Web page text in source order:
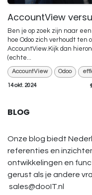
AccountView
Ben je op zoek zijn naar
hoe Odoo zich verhoudt ten
AccountView.Kijk dan
(echte...
AccountView Odoo
14 okt. 2024
BLOG
Onze blog biedt
referenties en
ontwikkelingen en
gerust als je andere
sales@dooIT.nl